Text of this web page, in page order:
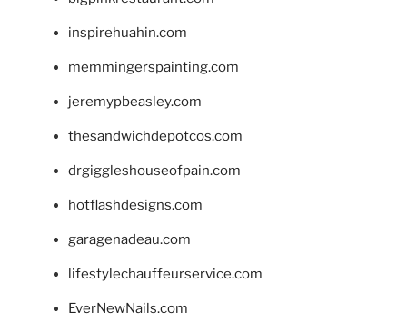
inspirehuahin.com
memmingerspainting.com
jeremypbeasley.com
thesandwichdepotcos.com
drgiggleshouseofpain.com
hotflashdesigns.com
garagenadeau.com
lifestylechauffeurservice.com
EverNewNails.com